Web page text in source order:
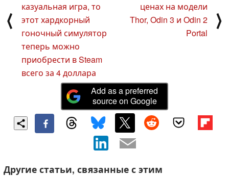
⟨
казуальная игра, то
этот хардкорный
гоночный симулятор
теперь можно
приобрести в Steam
всего за 4 доллара
ценах на модели
Thor, Odin 3 и Odin 2
Portal
⟩
Add as a preferred
source on Google
Другие статьи, связанные с этим